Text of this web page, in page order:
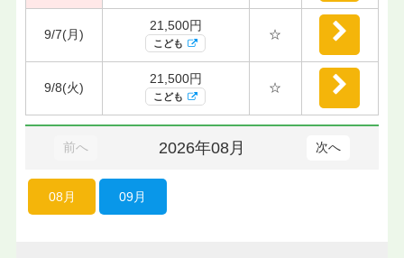
9/7(月)
21,500円
こども
☆
9/8(火)
21,500円
こども
☆
前へ 2026年08月 次へ
08月 09月